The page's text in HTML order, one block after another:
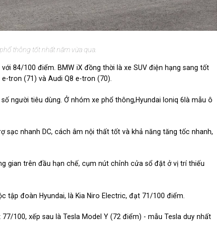
thông tốt nhất năm vừa qua.
84/100 điểm. BMW iX đồng thời là xe SUV điện hạng sang tốt
e-tron (71) và Audi Q8 e-tron (70).
người tiêu dùng. Ở nhóm xe phổ thông,Hyundai Ioniq 6là mẫu ô
nhanh DC, cách âm nội thất tốt và khả năng tăng tốc nhanh,
gian trên đầu hạn chế, cụm nút chỉnh cửa sổ đặt ở vị trí thiếu
đoàn Hyundai, là Kia Niro Electric, đạt 71/100 điểm.
100, xếp sau là Tesla Model Y (72 điểm) - mẫu Tesla duy nhất